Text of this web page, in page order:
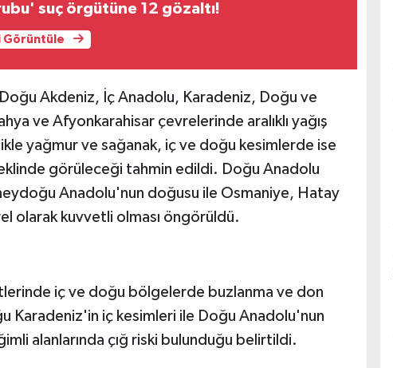
suç örgütüne 12 gözaltı!
Görüntüle
Akdeniz, İç Anadolu, Karadeniz, Doğu ve
ve Afyonkarahisar çevrelerinde aralıklı yağış
yağmur ve sağanak, iç ve doğu kesimlerde ise
görüleceği tahmin edildi. Doğu Anadolu
Anadolu'nun doğusu ile Osmaniye, Hatay
olarak kuvvetli olması öngörüldü.
iç ve doğu bölgelerde buzlanma ve don
Karadeniz'in iç kesimleri ile Doğu Anadolu'nun
alanlarında çığ riski bulunduğu belirtildi.